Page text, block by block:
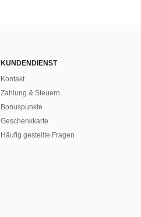
KUNDENDIENST
Kontakt
Zahlung & Steuern
Bonuspunkte
Geschenkkarte
Häufig gestellte Fragen